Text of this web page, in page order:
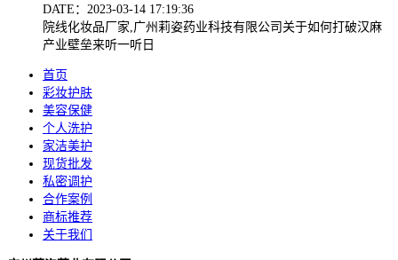
DATE：2023-03-14 17:19:36
院线化妆品厂家,广州莉姿药业科技有限公司关于如何打破汉麻
产业壁垒来听一听日
首页
彩妆护肤
美容保健
个人洗护
家洁美护
现货批发
私密调护
合作案例
商标推荐
关于我们